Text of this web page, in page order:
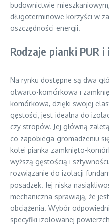
budownictwie
długoterminowe korzyści w
oszczędności energii.
Rodzaje pianki PUR
Na rynku dostępne są dwa
otwarto-komórkowa i
komórkowa, dzięki swojej
gęstości, jest idealna do
czy stropów. Jej główną
co zapobiega gromadzeniu
kolei pianka zamknięto-
wyższą gęstością i
rozwiązanie do izolacji
posadzek. Jej niska
mechaniczna sprawiają, że
obciążenia. Wybór
specyfiki izolowanej